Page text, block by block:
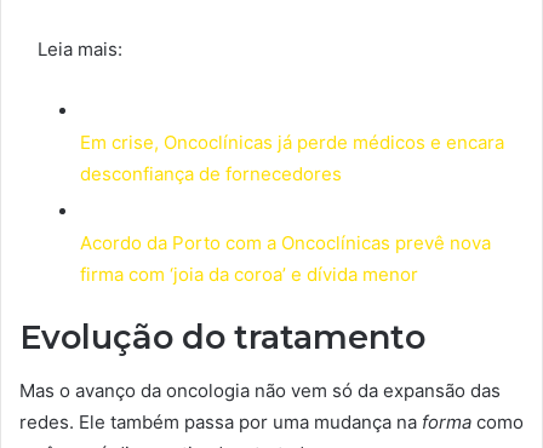
Leia mais:
Em crise, Oncoclínicas já perde médicos e encara
desconfiança de fornecedores
Acordo da Porto com a Oncoclínicas prevê nova
firma com ‘joia da coroa’ e dívida menor
Evolução do tratamento
Mas o avanço da oncologia não vem só da expansão das
redes. Ele também passa por uma mudança na forma como